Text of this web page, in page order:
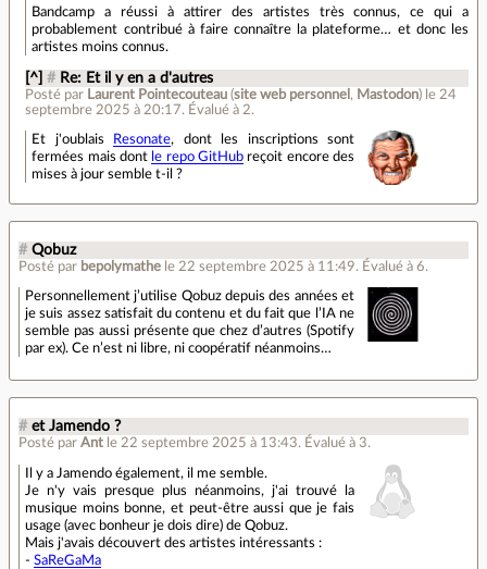
Bandcamp a réussi à attirer des artistes très connus, ce qui a
probablement contribué à faire connaître la plateforme… et donc les
artistes moins connus.
[^] # Re: Et il y en a d'autres
Posté par Laurent Pointecouteau (site web personnel , Mastodon) le 24
septembre 2025 à 20:17. Évalué à 2.
Et j'oublais Resonate, dont les inscriptions sont
fermées mais dont le repo GitHub reçoit encore des
mises à jour semble t-il ?
# Qobuz
Posté par bepolymathe le 22 septembre 2025 à 11:49. Évalué à 6.
Personnellement j’utilise Qobuz depuis des années et
je suis assez satisfait du contenu et du fait que l’IA ne
semble pas aussi présente que chez d’autres (Spotify
par ex). Ce n’est ni libre, ni coopératif néanmoins…
# et Jamendo ?
Posté par Ant le 22 septembre 2025 à 13:43. Évalué à 3.
Il y a Jamendo également, il me semble.
Je n'y vais presque plus néanmoins, j'ai trouvé la
musique moins bonne, et peut-être aussi que je fais
usage (avec bonheur je dois dire) de Qobuz.
Mais j'avais découvert des artistes intéressants :
- SaReGaMa